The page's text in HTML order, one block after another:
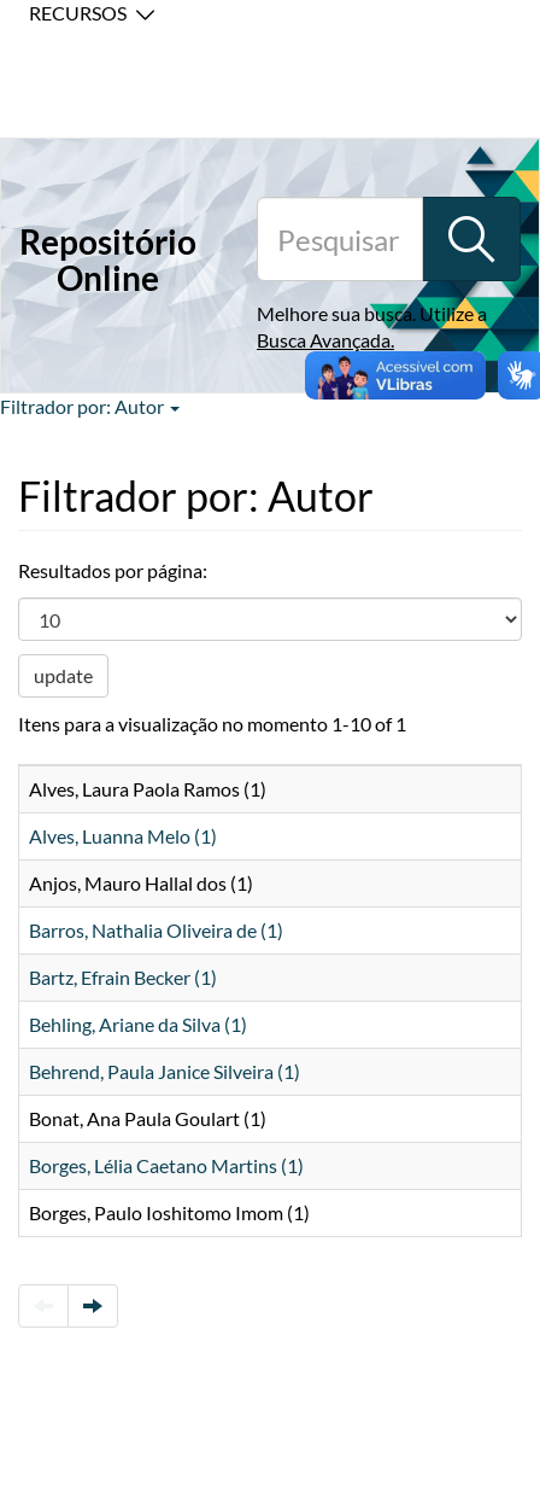
RECURSOS
Repositório
Online
Melhore sua busca. Utilize a
Busca Avançada.
Filtrador por: Autor
Filtrador por: Autor
Resultados por página:
update
Itens para a visualização no momento 1-10 of 1
Alves, Laura Paola Ramos (1)
Alves, Luanna Melo (1)
Anjos, Mauro Hallal dos (1)
Barros, Nathalia Oliveira de (1)
Bartz, Efrain Becker (1)
Behling, Ariane da Silva (1)
Behrend, Paula Janice Silveira (1)
Bonat, Ana Paula Goulart (1)
Borges, Lélia Caetano Martins (1)
Borges, Paulo Ioshitomo Imom (1)